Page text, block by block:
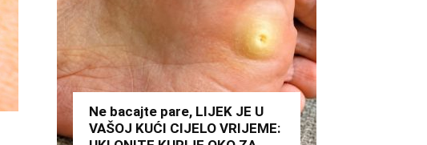
Ne bacajte pare, LIJEK JE U
VAŠOJ KUĆI CIJELO VRIJEME: